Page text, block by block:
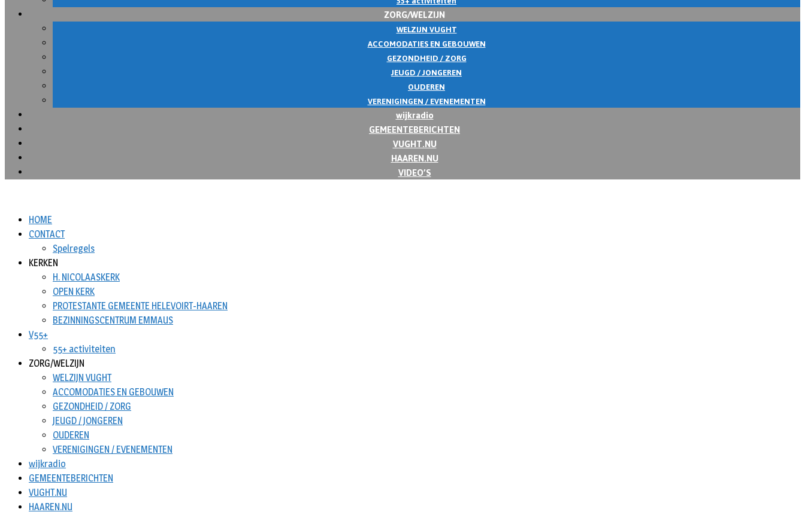
ZORG/WELZIJN
WELZIJN VUGHT
ACCOMODATIES EN GEBOUWEN
GEZONDHEID / ZORG
JEUGD / JONGEREN
OUDEREN
VERENIGINGEN / EVENEMENTEN
wijkradio
GEMEENTEBERICHTEN
VUGHT.NU
HAAREN.NU
VIDEO’S
HOME
CONTACT
Spelregels
KERKEN
H. NICOLAASKERK
OPEN KERK
PROTESTANTE GEMEENTE HELEVOIRT-HAAREN
BEZINNINGSCENTRUM EMMAUS
V55+
55+ activiteiten
ZORG/WELZIJN
WELZIJN VUGHT
ACCOMODATIES EN GEBOUWEN
GEZONDHEID / ZORG
JEUGD / JONGEREN
OUDEREN
VERENIGINGEN / EVENEMENTEN
wijkradio
GEMEENTEBERICHTEN
VUGHT.NU
HAAREN.NU